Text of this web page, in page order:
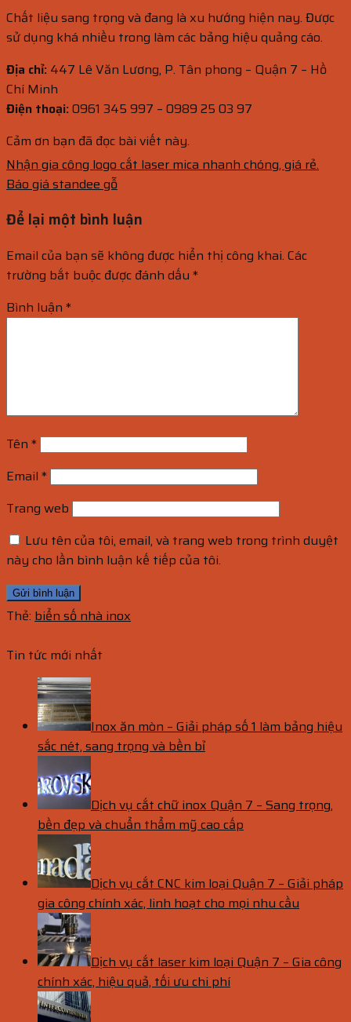
Chất liệu sang trọng và đang là xu hướng hiện nay. Được
sử dụng khá nhiều trong làm các bảng hiệu quảng cáo.
Địa chỉ: 447 Lê Văn Lương, P. Tân phong – Quận 7 – Hồ
Chí Minh
Điện thoại:0961 345 997 – 0989 25 03 97
Cảm ơn bạn đã đọc bài viết này.
Nhận gia công logo cắt laser mica nhanh chóng, giá rẻ.
Báo giá standee gỗ
Để lại một bình luận
Email của bạn sẽ không được hiển thị công khai. Các
trường bắt buộc được đánh dấu *
Bình luận *
Tên *
Email *
Trang web
Lưu tên của tôi, email, và trang web trong trình duyệt
này cho lần bình luận kế tiếp của tôi.
Thẻ: biển số nhà inox
Tin tức mới nhất
Inox ăn mòn – Giải pháp số 1 làm bảng hiệu
sắc nét, sang trọng và bền bỉ
Dịch vụ cắt chữ inox Quận 7 – Sang trọng,
bền đẹp và chuẩn thẩm mỹ cao cấp
Dịch vụ cắt CNC kim loại Quận 7 – Giải pháp
gia công chính xác, linh hoạt cho mọi nhu cầu
Dịch vụ cắt laser kim loại Quận 7 – Gia công
chính xác, hiệu quả, tối ưu chi phí